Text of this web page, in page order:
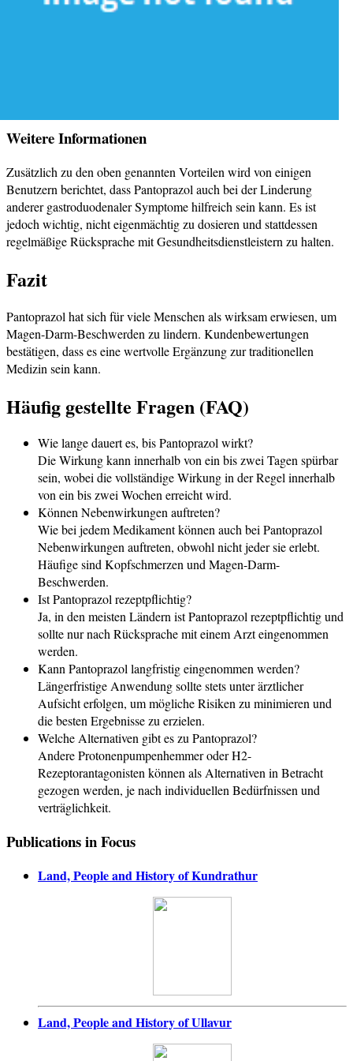
Weitere Informationen
Zusätzlich zu den oben genannten Vorteilen wird von einigen
Benutzern berichtet, dass Pantoprazol auch bei der Linderung
anderer gastroduodenaler Symptome hilfreich sein kann. Es ist
jedoch wichtig, nicht eigenmächtig zu dosieren und stattdessen
regelmäßige Rücksprache mit Gesundheitsdienstleistern zu halten.
Fazit
Pantoprazol hat sich für viele Menschen als wirksam erwiesen, um
Magen-Darm-Beschwerden zu lindern. Kundenbewertungen
bestätigen, dass es eine wertvolle Ergänzung zur traditionellen
Medizin sein kann.
Häufig gestellte Fragen (FAQ)
Wie lange dauert es, bis Pantoprazol wirkt?
Die Wirkung kann innerhalb von ein bis zwei Tagen spürbar
sein, wobei die vollständige Wirkung in der Regel innerhalb
von ein bis zwei Wochen erreicht wird.
Können Nebenwirkungen auftreten?
Wie bei jedem Medikament können auch bei Pantoprazol
Nebenwirkungen auftreten, obwohl nicht jeder sie erlebt.
Häufige sind Kopfschmerzen und Magen-Darm-
Beschwerden.
Ist Pantoprazol rezeptpflichtig?
Ja, in den meisten Ländern ist Pantoprazol rezeptpflichtig und
sollte nur nach Rücksprache mit einem Arzt eingenommen
werden.
Kann Pantoprazol langfristig eingenommen werden?
Längerfristige Anwendung sollte stets unter ärztlicher
Aufsicht erfolgen, um mögliche Risiken zu minimieren und
die besten Ergebnisse zu erzielen.
Welche Alternativen gibt es zu Pantoprazol?
Andere Protonenpumpenhemmer oder H2-
Rezeptorantagonisten können als Alternativen in Betracht
gezogen werden, je nach individuellen Bedürfnissen und
verträglichkeit.
Publications in Focus
Land, People and History of Kundrathur
Land, People and History of Ullavur